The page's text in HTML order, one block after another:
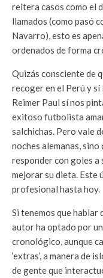
reitera casos como el
llamados (como pasó
Navarro), esto es
ordenados de forma
Quizás consciente de
recoger en el Perú y sí
Reimer Paul sí nos
exitoso futbolista
salchichas. Pero vale
noches alemanas,
responder con goles a
mejorar su dieta. Este
profesional hasta hoy.
Si tenemos que
autor ha optado por
cronológico, aunque
‘extras’, a manera de
de gente que